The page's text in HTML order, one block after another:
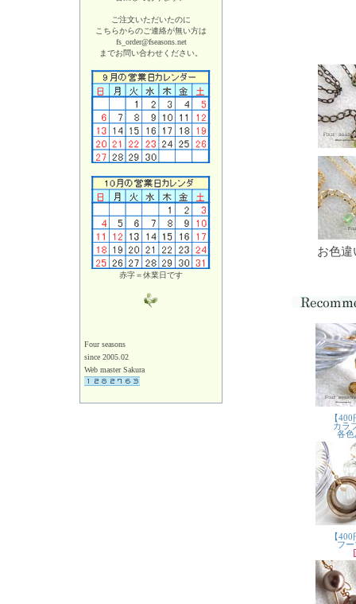
ご注文いただいたのに
こちらからのご連絡が無い方は
fs_order@fseasons.net
までお問い合わせください。
赤字＝休業日です
Four seasons
since 2005.02
Web master Sakura
お色